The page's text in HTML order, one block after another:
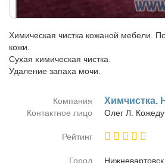
Химическая чистка кожаной мебели.
кожи.
Сухая химическая чистка.
Удаление запаха мочи.
Компания Хим­чист­ка.
Контактное лицо Олег Л.
Рейтинг
Город
Ниж­не­вар­товск